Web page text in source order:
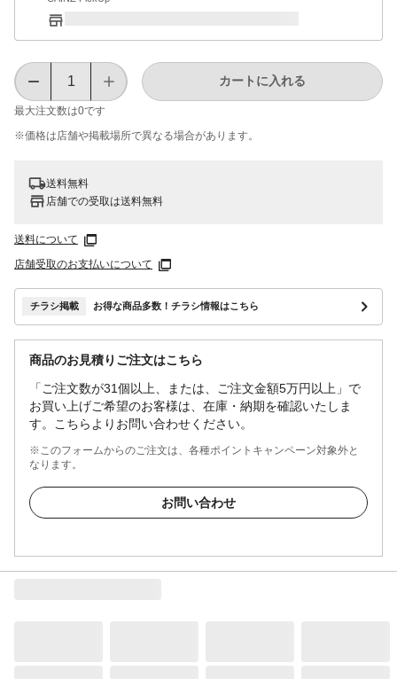
最大注文数は0です
カートに入れる
※価格は​店舗や​掲載場所で​異なる​場合が​あります。
送料無料
店舗での受取は送料無料
送料について
店舗受取のお支払いについて
チラシ掲載 お得な商品多数！チラシ情報はこちら
商品のお見積りご注文はこちら
「ご注文数が31個以上、または、ご注文金額5万円以上」で
お買い上げご希望のお客様は、在庫・納期を確認いたしま
す。こちらよりお問い合わせください。
※このフォームからのご注文は、各種ポイントキャンペーン対象外と
なります。
お問い合わせ